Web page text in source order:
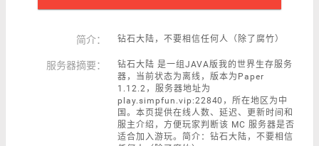
简介： 钻石大陆，不要相信任何人（除了腐竹）
服务器摘要：
钻石大陆 是一组JAVA版我的世界生存服务
器，当前状态为离线，版本为Paper
1.12.2，服务器地址为
play.simpfun.vip:22840，所在地区为中
国。本页提供在线人数、延迟、更新时间和
服主介绍，方便玩家判断该 MC 服务器是否
适合加入游玩。简介：钻石大陆，不要相信